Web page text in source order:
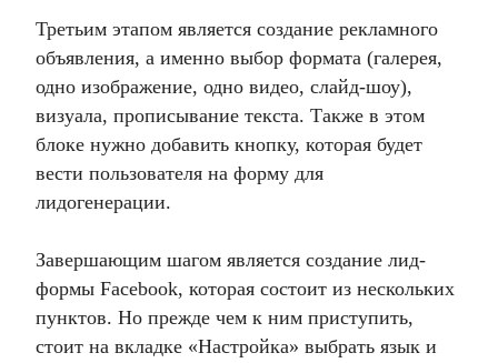
Третьим этапом является создание рекламного
объявления, а именно выбор формата (галерея,
одно изображение, одно видео, слайд-шоу),
визуала, прописывание текста. Также в этом
блоке нужно добавить кнопку, которая будет
вести пользователя на форму для
лидогенерации.
Завершающим шагом является создание лид-
формы Facebook, которая состоит из нескольких
пунктов. Но прежде чем к ним приступить,
стоит на вкладке «Настройка» выбрать язык и